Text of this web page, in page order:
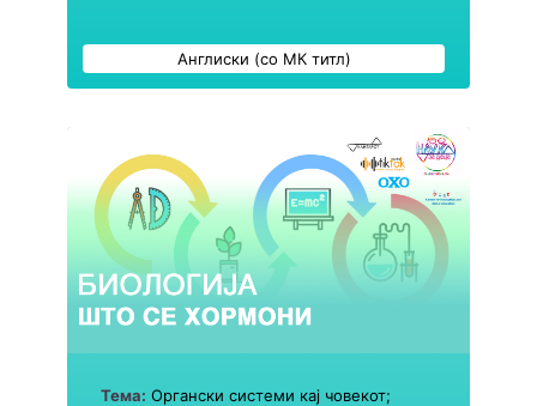
Англиски (со МК титл)
Тема: Органски системи кај човекот;